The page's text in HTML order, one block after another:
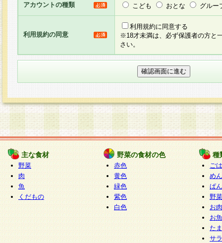
た全ての会員に対して本サービスの依頼をすると
りま す。
3.当社は、会員の事前の承諾を得ることなく、当
方 法・手段にて、本規約を任意に制定、変更ま
きるものとします。改定後の本規約等は、本規約
に掲示したときに、その 他の諸規定については
てその効力を生じるものとします。
4.本規約は、会員登録希望者による会員登録手続
の当社による会員登録の承認が完了した時点で会
たものとみなされ、会員に対して適用されるもの
5.当社がお聞きする個人情報は、すべて会員登録
で提 供いただいたものと考えております。従っ
自らの個人情報の提供を希望されない場合には、
をお預かりいたしません が、提供されないこと
商品やサービス等をご利用いただけない場合があ
了承ください。
アカウントの種類 こども おとな グルー
利用規約の同意
利用規約に同意する
※18才未満は、必ず保護者の方と
さい。
主な食材
野菜
肉
魚
くだもの
野菜の食材の色
赤色
黄色
緑色
紫色
白色
種
ご
めん
ぱん
野
お
お
た
サ